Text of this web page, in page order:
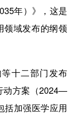
年）》，这是
领域发布的纲领
十二部门发布
动方案（2024—
括加强医学应用